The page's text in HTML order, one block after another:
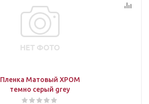
Пленка Матовый ХРОМ
темно серый grey